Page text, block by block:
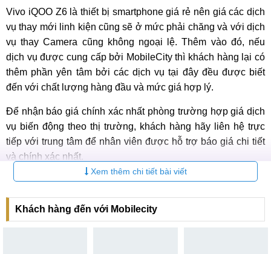
Vivo iQOO Z6 là thiết bị smartphone giá rẻ nên giá các dịch
vụ thay mới linh kiện cũng sẽ ở mức phải chăng và với dịch
vụ thay Camera cũng không ngoại lệ. Thêm vào đó, nếu
dịch vụ được cung cấp bởi MobileCity thì khách hàng lại có
thêm phần yên tâm bởi các dịch vụ tại đây đều được biết
đến với chất lượng hàng đầu và mức giá hợp lý.
Để nhận báo giá chính xác nhất phòng trường hợp giá dịch
vụ biến động theo thị trường, khách hàng hãy liên hệ trực
tiếp với trung tâm để nhân viên được hỗ trợ báo giá chi tiết
và chính xác nhất.
Dưới đây là bảng giá tham khảo cho dịch vụ:
Bảng giá dịch vụ thay Camera trước - sau Vivo iQOO Z6
mới nhất 2026
Xem thêm chi tiết bài viết
Khách hàng đến với Mobilecity